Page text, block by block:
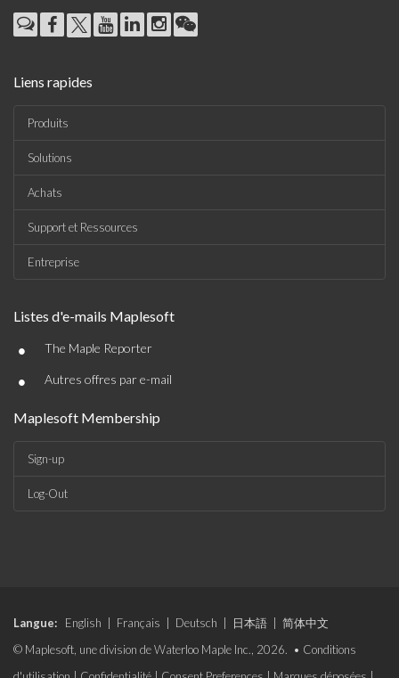
Liens rapides
Produits
Solutions
Achats
Support et Ressources
Entreprise
Listes d'e-mails Maplesoft
• The Maple Reporter
• Autres offres par e-mail
Maplesoft Membership
Sign-up
Log-Out
Langue: English Français Deutsch 日本語
简体中文
© Maplesoft, une division de Waterloo Maple Inc., 2026. • Conditions